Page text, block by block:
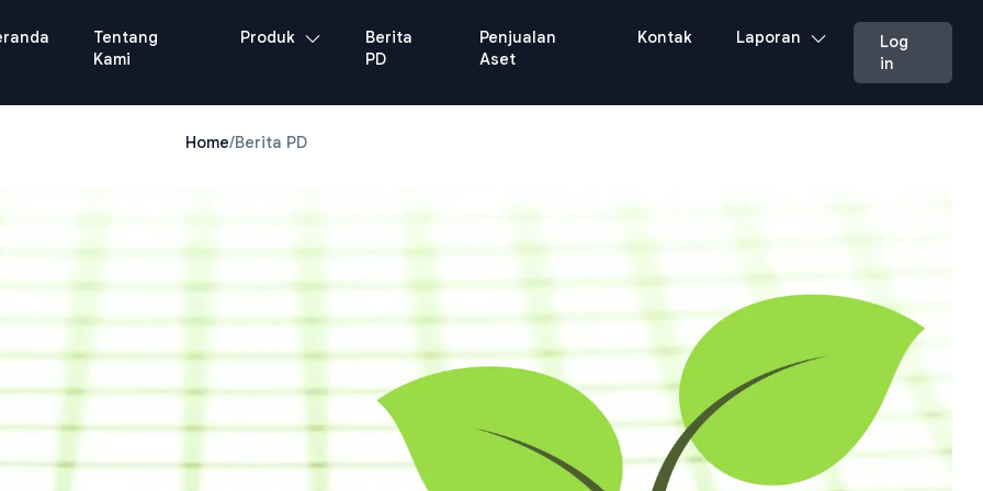
Tentang
Kami
Produk
Berita
PD
Penjualan
Aset
Kontak Laporan
Log
in
Home/Berita PD